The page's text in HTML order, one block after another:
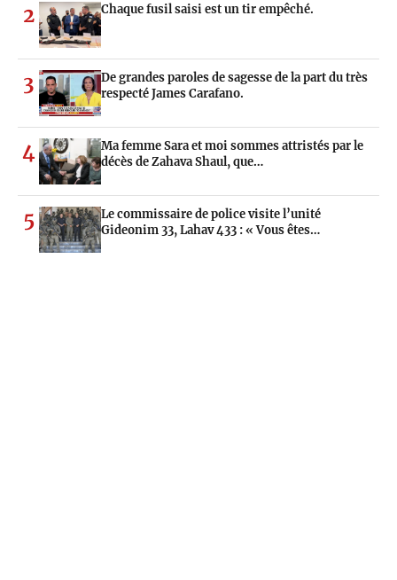
2 Chaque fusil saisi est un tir empêché.
3
De grandes paroles de sagesse de la part du très
respecté James Carafano.
4
Ma femme Sara et moi sommes attristés par le
décès de Zahava Shaul, que…
5
Le commissaire de police visite l’unité
Gideonim 33, Lahav 433 : « Vous êtes…